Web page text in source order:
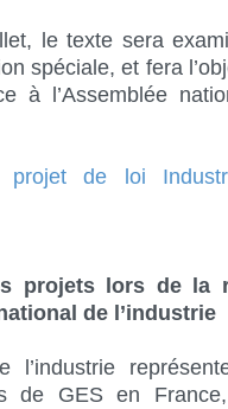
le texte sera
spéciale, et fera
à l’Assemblée
projet de loi
projets lors de la
de l’industrie
l’industrie
de GES en